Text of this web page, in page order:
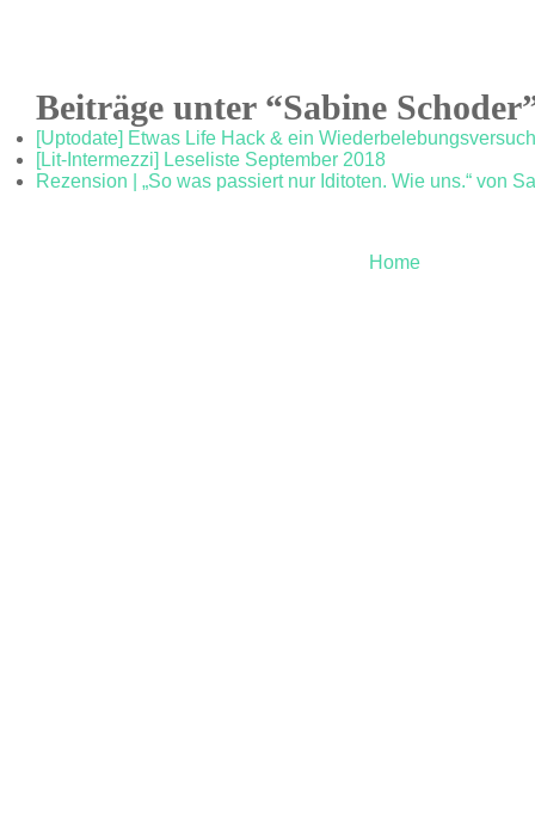
Beiträge unter “Sabine
[Uptodate] Etwas Life Hack & ein
[Lit-Intermezzi] Leseliste September 2018
Rezension | „So was passiert nur Iditoten. Wie uns.“ von
Home